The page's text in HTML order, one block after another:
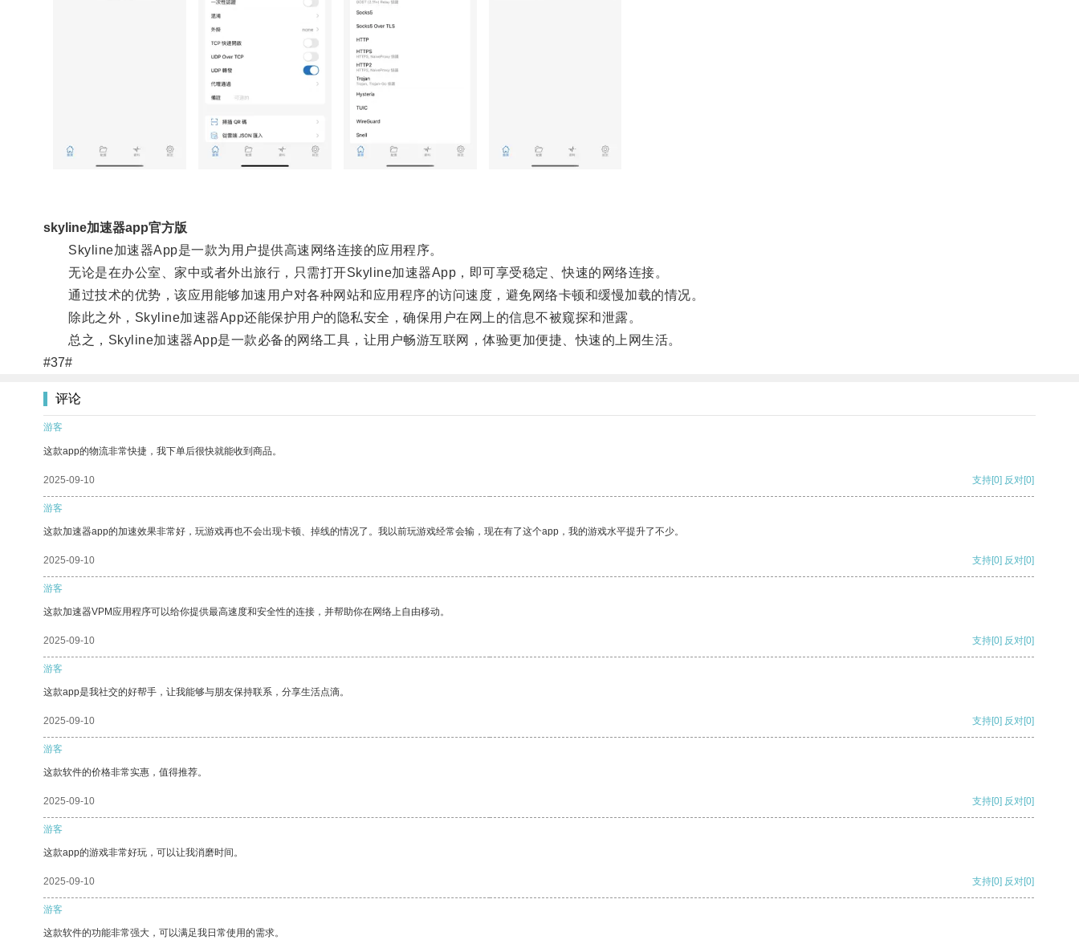
skyline加速器app官方版
Skyline加速器App是一款为用户提供高速网络连接的应用程序。
无论是在办公室、家中或者外出旅行，只需打开Skyline加速器App，即可享受稳定、快速的网络连接。
通过技术的优势，该应用能够加速用户对各种网站和应用程序的访问速度，避免网络卡顿和缓慢加载的情况。
除此之外，Skyline加速器App还能保护用户的隐私安全，确保用户在网上的信息不被窥探和泄露。
总之，Skyline加速器App是一款必备的网络工具，让用户畅游互联网，体验更加便捷、快速的上网生活。
#37#
评论
游客
这款app的物流非常快捷，我下单后很快就能收到商品。
2025-09-10 支持[0] 反对[0]
游客
这款加速器app的加速效果非常好，玩游戏再也不会出现卡顿、掉线的情况了。我以前玩游戏经常会输，现在有了这个app，我的游戏水平提升了不少。
2025-09-10 支持[0] 反对[0]
游客
这款加速器VPM应用程序可以给你提供最高速度和安全性的连接，并帮助你在网络上自由移动。
2025-09-10 支持[0] 反对[0]
游客
这款app是我社交的好帮手，让我能够与朋友保持联系，分享生活点滴。
2025-09-10 支持[0] 反对[0]
游客
这款软件的价格非常实惠，值得推荐。
2025-09-10 支持[0] 反对[0]
游客
这款app的游戏非常好玩，可以让我消磨时间。
2025-09-10 支持[0] 反对[0]
游客
这款软件的功能非常强大，可以满足我日常使用的需求。